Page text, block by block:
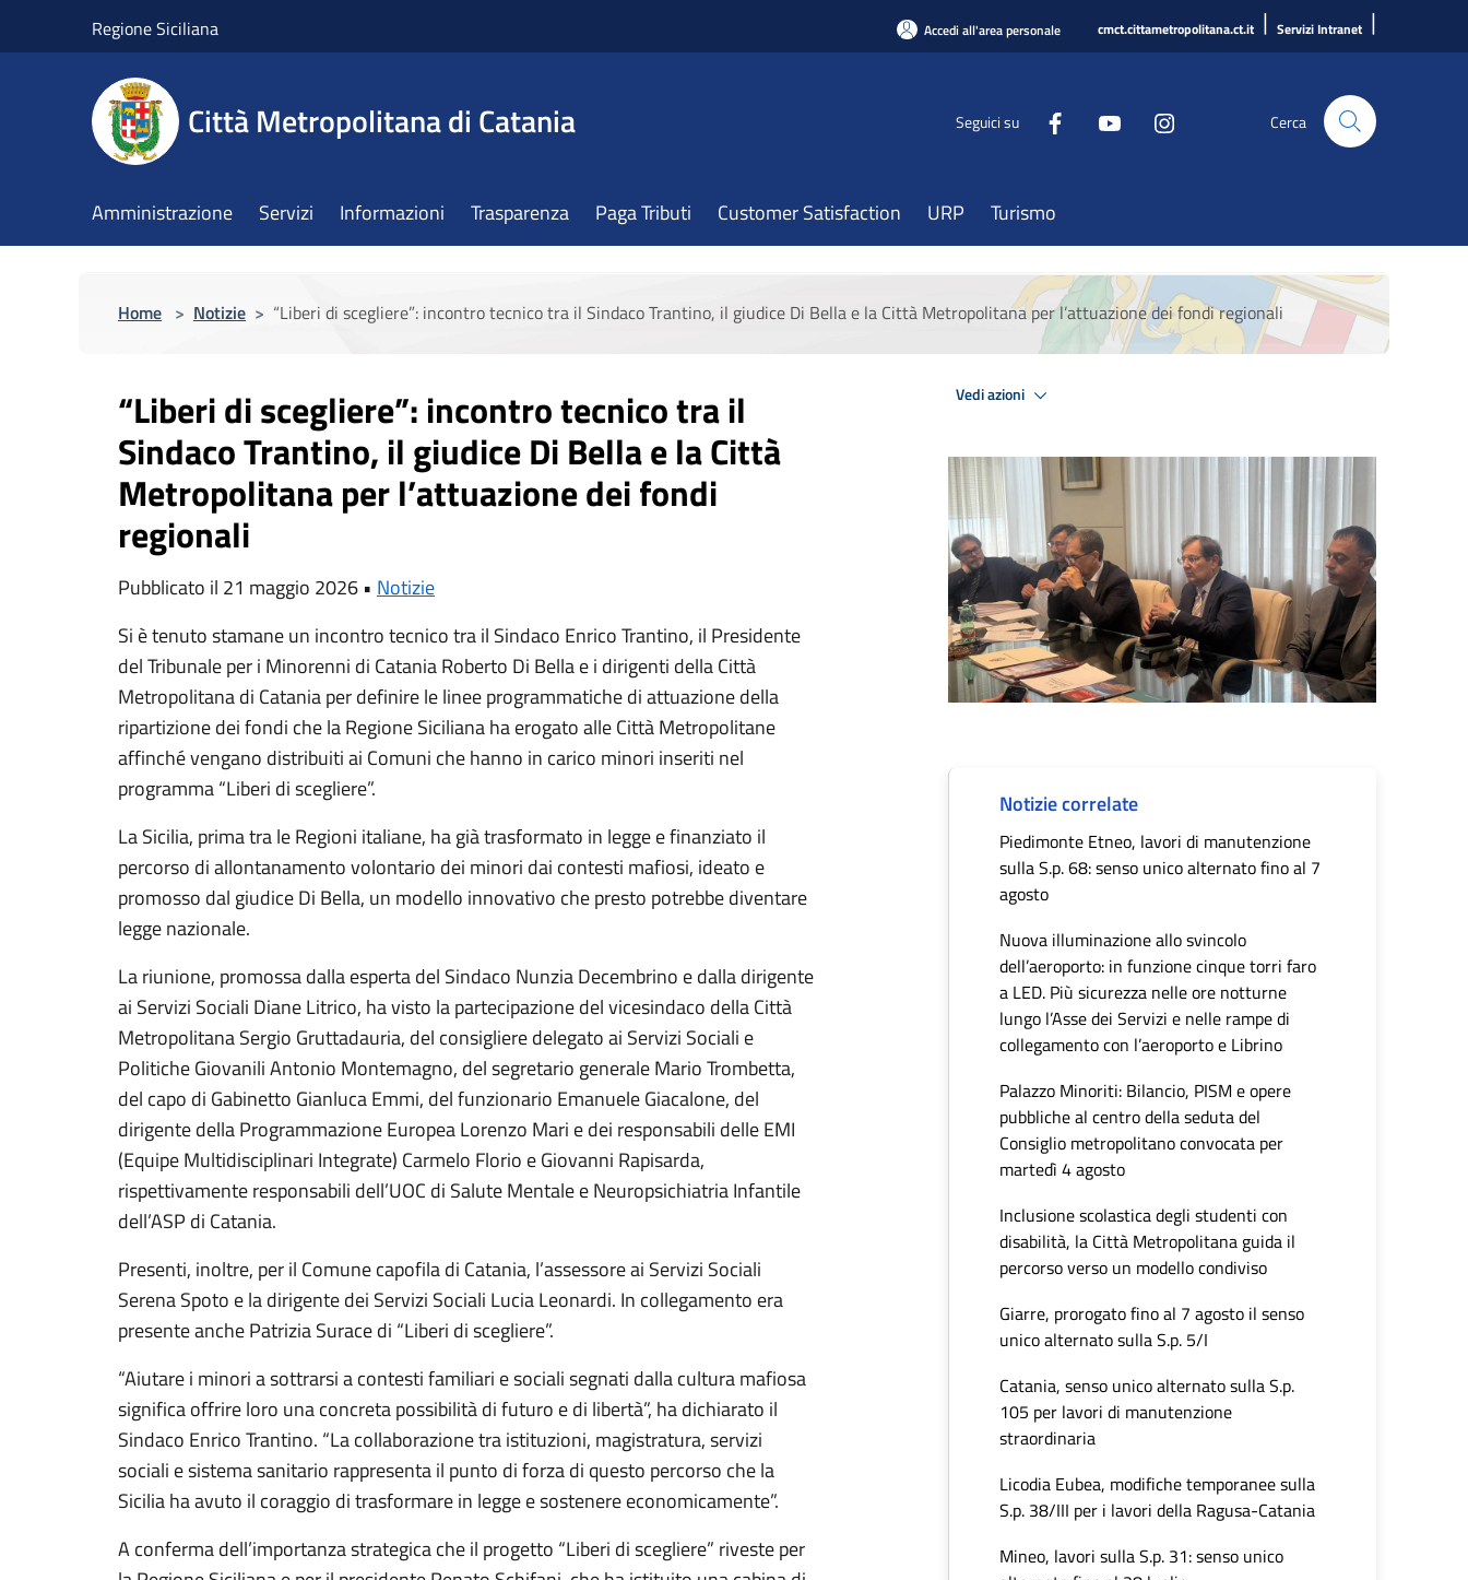
Regione Siciliana Accedi all'area personale cmct.cittametropolitana.ct.it | Servizi Intranet |
Città Metropolitana di Catania Seguici su Cerca
Amministrazione Servizi Informazioni Trasparenza Paga Tributi Customer Satisfaction URP Turismo
Home > Notizie > “Liberi di scegliere”: incontro tecnico tra il Sindaco Trantino, il giudice Di Bella e la Città Metropolitana per l’attuazione dei fondi regionali
“Liberi di scegliere”: incontro tecnico tra il
Sindaco Trantino, il giudice Di Bella e la Città
Metropolitana per l’attuazione dei fondi
regionali
Pubblicato il 21 maggio 2026 • Notizie
Si è tenuto stamane un incontro tecnico tra il Sindaco Enrico Trantino, il Presidente
del Tribunale per i Minorenni di Catania Roberto Di Bella e i dirigenti della Città
Metropolitana di Catania per definire le linee programmatiche di attuazione della
ripartizione dei fondi che la Regione Siciliana ha erogato alle Città Metropolitane
affinché vengano distribuiti ai Comuni che hanno in carico minori inseriti nel
programma “Liberi di scegliere”.
La Sicilia, prima tra le Regioni italiane, ha già trasformato in legge e finanziato il
percorso di allontanamento volontario dei minori dai contesti mafiosi, ideato e
promosso dal giudice Di Bella, un modello innovativo che presto potrebbe diventare
legge nazionale.
La riunione, promossa dalla esperta del Sindaco Nunzia Decembrino e dalla dirigente
ai Servizi Sociali Diane Litrico, ha visto la partecipazione del vicesindaco della Città
Metropolitana Sergio Gruttadauria, del consigliere delegato ai Servizi Sociali e
Politiche Giovanili Antonio Montemagno, del segretario generale Mario Trombetta,
del capo di Gabinetto Gianluca Emmi, del funzionario Emanuele Giacalone, del
dirigente della Programmazione Europea Lorenzo Mari e dei responsabili delle EMI
(Equipe Multidisciplinari Integrate) Carmelo Florio e Giovanni Rapisarda,
rispettivamente responsabili dell’UOC di Salute Mentale e Neuropsichiatria Infantile
dell’ASP di Catania.
Presenti, inoltre, per il Comune capofila di Catania, l’assessore ai Servizi Sociali
Serena Spoto e la dirigente dei Servizi Sociali Lucia Leonardi. In collegamento era
presente anche Patrizia Surace di “Liberi di scegliere”.
“Aiutare i minori a sottrarsi a contesti familiari e sociali segnati dalla cultura mafiosa
significa offrire loro una concreta possibilità di futuro e di libertà”, ha dichiarato il
Sindaco Enrico Trantino. “La collaborazione tra istituzioni, magistratura, servizi
sociali e sistema sanitario rappresenta il punto di forza di questo percorso che la
Sicilia ha avuto il coraggio di trasformare in legge e sostenere economicamente”.
A conferma dell’importanza strategica che il progetto “Liberi di scegliere” riveste per
Vedi azioni
Notizie correlate
Piedimonte Etneo, lavori di manutenzione
sulla S.p. 68: senso unico alternato fino al 7
agosto
Nuova illuminazione allo svincolo
dell’aeroporto: in funzione cinque torri faro
a LED. Più sicurezza nelle ore notturne
lungo l’Asse dei Servizi e nelle rampe di
collegamento con l’aeroporto e Librino
Palazzo Minoriti: Bilancio, PISM e opere
pubbliche al centro della seduta del
Consiglio metropolitano convocata per
martedì 4 agosto
Inclusione scolastica degli studenti con
disabilità, la Città Metropolitana guida il
percorso verso un modello condiviso
Giarre, prorogato fino al 7 agosto il senso
unico alternato sulla S.p. 5/I
Catania, senso unico alternato sulla S.p.
105 per lavori di manutenzione
straordinaria
Licodia Eubea, modifiche temporanee sulla
S.p. 38/III per i lavori della Ragusa-Catania
Mineo, lavori sulla S.p. 31: senso unico